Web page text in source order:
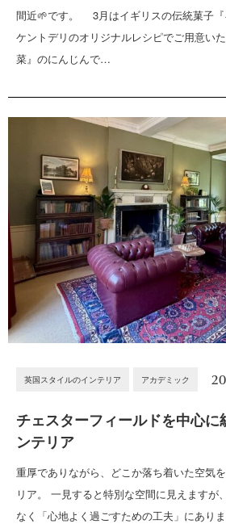
間近🌱です。 3月はイギリスの伝統菓子『
ケントデリのオリジナルレシピでご用意
菜』のにんじんで…
英国スタイルのインテリア アカデミック
チェスターフィールドを中心に
ンテリア
重厚でありながら、どこか落ち着いた空気
リア。 一見すると特別な空間に見えますが
なく「心地よく過ごすための工夫」にあり